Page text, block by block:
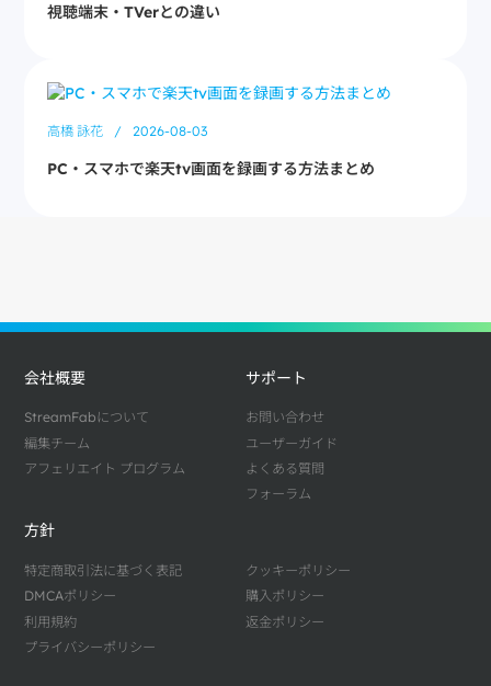
視聴端末・TVerとの違い
高橋 詠花 / 2026-08-03
PC・スマホで楽天tv画面を録画する方法まとめ
会社概要
StreamFabについて
編集チーム
アフェリエイト プログラム
サポート
お問い合わせ
ユーザーガイド
よくある質問
フォーラム
方針
特定商取引法に基づく表記
DMCAポリシー
利用規約
プライバシーポリシー
クッキーポリシー
購入ポリシー
返金ポリシー